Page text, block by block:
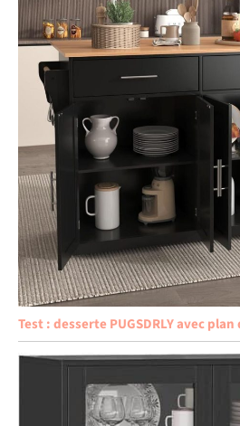
Test : desserte PUGSDRLY avec